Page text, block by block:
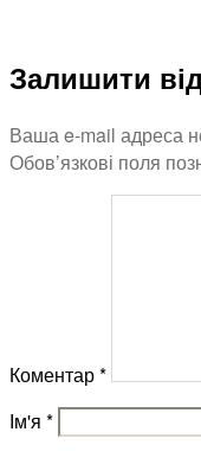
Залишити
Ваша e-mail адреса
Обов’язкові поля
Коментар*
Ім'я *